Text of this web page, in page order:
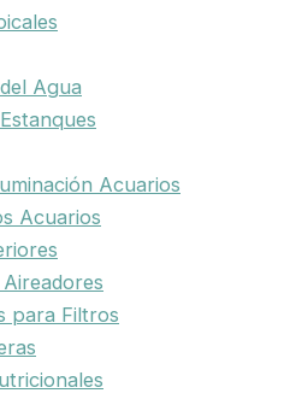
Agua
Acuarios
Acuarios
para Filtros